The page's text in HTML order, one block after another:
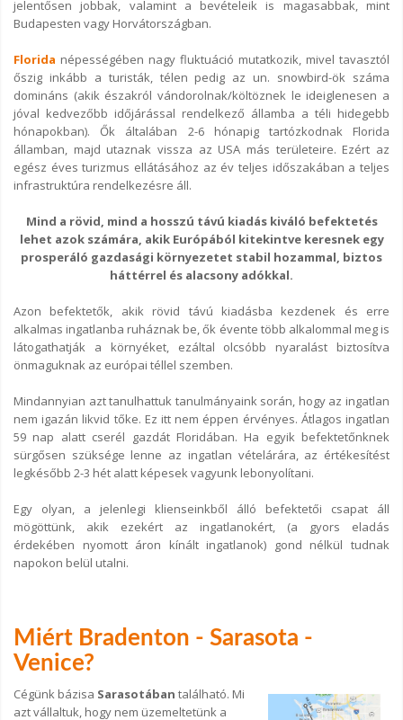
jelentősen jobbak, valamint a bevételeik is magasabbak, mint
Budapesten vagy Horvátországban.
Florida népességében nagy fluktuáció mutatkozik, mivel tavasztól
őszig inkább a turisták, télen pedig az un. snowbird-ök száma
domináns (akik északról vándorolnak/költöznek le ideiglenesen a
jóval kedvezőbb időjárással rendelkező államba a téli hidegebb
hónapokban). Ők általában 2-6 hónapig tartózkodnak Florida
államban, majd utaznak vissza az USA más területeire. Ezért az
egész éves turizmus ellátásához az év teljes időszakában a teljes
infrastruktúra rendelkezésre áll.
Mind a rövid, mind a hosszú távú kiadás kiváló befektetés
lehet azok számára, akik Európából kitekintve keresnek egy
prosperáló gazdasági környezetet stabil hozammal, biztos
háttérrel és alacsony adókkal.
Azon befektetők, akik rövid távú kiadásba kezdenek és erre
alkalmas ingatlanba ruháznak be, ők évente több alkalommal meg is
látogathatják a környéket, ezáltal olcsóbb nyaralást biztosítva
önmaguknak az európai téllel szemben.
Mindannyian azt tanulhattuk tanulmányaink során, hogy az ingatlan
nem igazán likvid tőke. Ez itt nem éppen érvényes. Átlagos ingatlan
59 nap alatt cserél gazdát Floridában. Ha egyik befektetőnknek
sürgősen szüksége lenne az ingatlan vételárára, az értékesítést
legkésőbb 2-3 hét alatt képesek vagyunk lebonyolítani.
Egy olyan, a jelenlegi klienseinkből álló befektetői csapat áll
mögöttünk, akik ezekért az ingatlanokért, (a gyors eladás
érdekében nyomott áron kínált ingatlanok) gond nélkül tudnak
napokon belül utalni.
Miért Bradenton - Sarasota -
Venice?
Cégünk bázisa Sarasotában található. Mi
azt vállaltuk, hogy nem üzemeltetünk a